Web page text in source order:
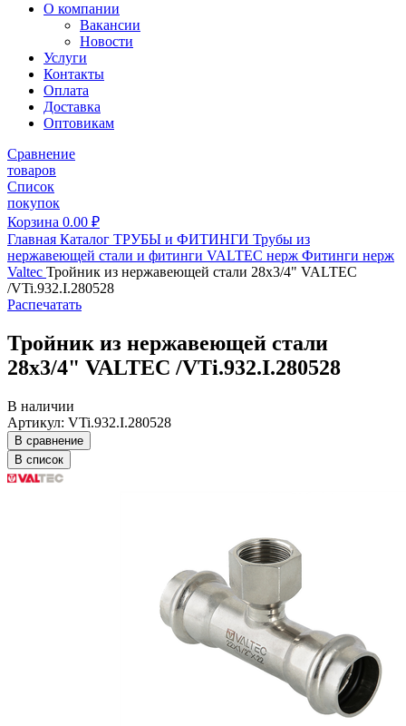
О компании
Вакансии
Новости
Услуги
Контакты
Оплата
Доставка
Оптовикам
Сравнение
товаров
Список
покупок
Корзина 0.00 ₽
Главная Каталог ТРУБЫ и ФИТИНГИ Трубы из
нержавеющей стали и фитинги VALTEC нерж Фитинги нерж
Valtec Тройник из нержавеющей стали 28х3/4" VALTEC
/VTi.932.I.280528
Распечатать
Тройник из нержавеющей стали
28х3/4" VALTEC /VTi.932.I.280528
В наличии
Артикул: VTi.932.I.280528
В сравнение
В список